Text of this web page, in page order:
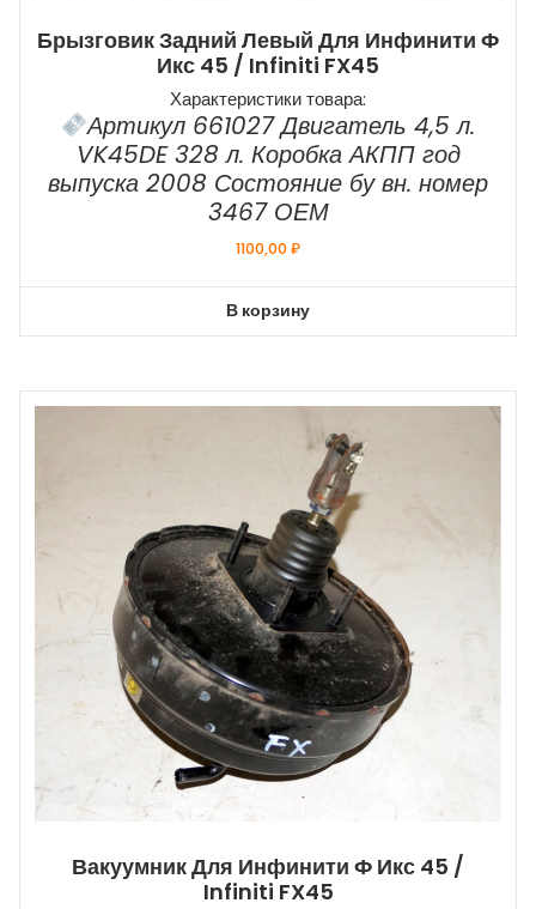
Брызговик Задний Левый Для Инфинити Ф
Икс 45 / Infiniti FX45
Характеристики товара:
Артикул 661027 Двигатель 4,5 л.
VK45DE 328 л. Коробка АКПП год
выпуска 2008 Состояние бу вн. номер
3467 ОЕМ
1100,00₽
В корзину
Вакуумник Для Инфинити Ф Икс 45 /
Infiniti FX45